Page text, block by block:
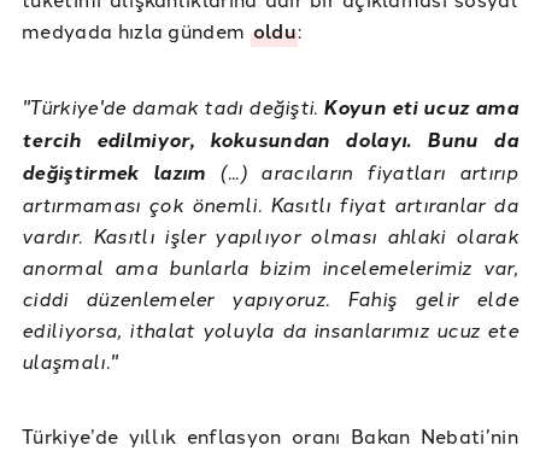
medyada hızla gündem oldu:
"Türkiye'de damak tadı değişti. Koyun eti ucuz ama
tercih edilmiyor, kokusundan dolayı. Bunu da
değiştirmek lazım (...) aracıların fiyatları artırıp
artırmaması çok önemli. Kasıtlı fiyat artıranlar da
vardır. Kasıtlı işler yapılıyor olması ahlaki olarak
anormal ama bunlarla bizim incelemelerimiz var,
ciddi düzenlemeler yapıyoruz. Fahiş gelir elde
ediliyorsa, ithalat yoluyla da insanlarımız ucuz ete
ulaşmalı."
Türkiye’de yıllık enflasyon oranı Bakan Nebati’nin